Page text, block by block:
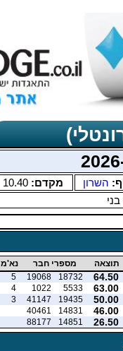
השרון מקדם: 10.40
תוצאה מספרי חבר
נא'מ
64.50
18732
19068
5
63.00
5533
1022
4
50.00
19435
41147
3
46.00
14831
40461
26.50
14851
88177